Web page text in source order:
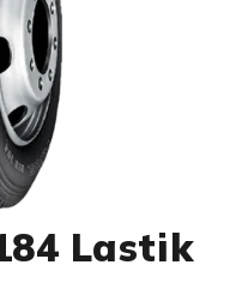
Lastik